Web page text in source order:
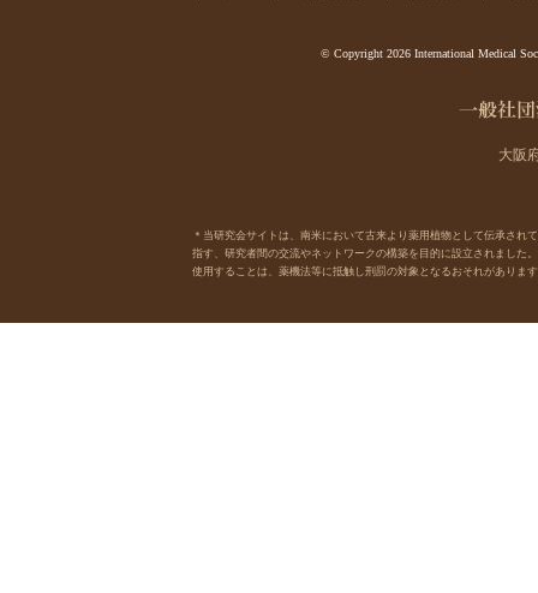
© Copyright 2026 International Medical
大阪
＊当研究会サイトは、南米において古来より薬用植物として伝承さ
指す、研究者間の交流やネットワークの構築を目的に設立されました
使用することは、薬機法等に抵触し刑罰の対象となるおそれがありま